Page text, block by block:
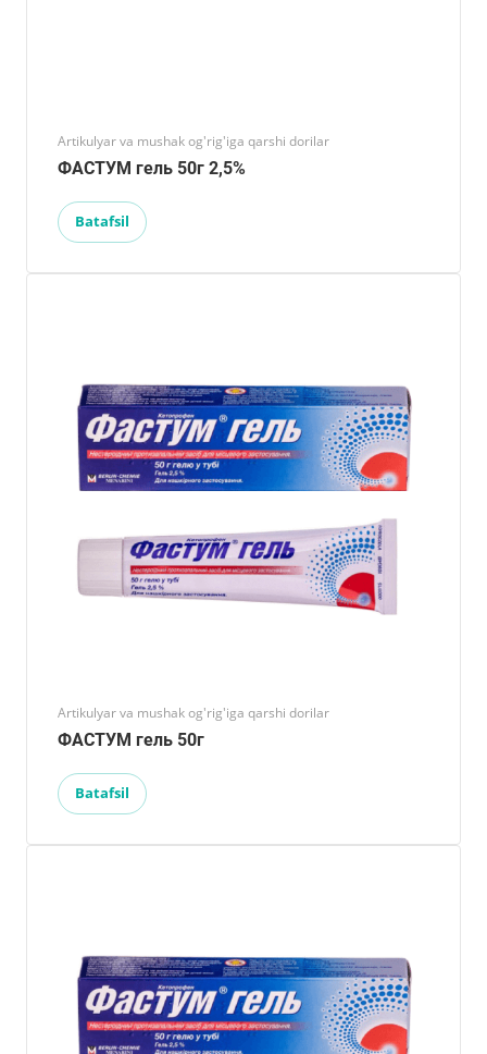
Artikulyar va mushak og'rig'iga qarshi dorilar
ФАСТУМ гель 50г 2,5%
Batafsil
Artikulyar va mushak og'rig'iga qarshi dorilar
ФАСТУМ гель 50г
Batafsil